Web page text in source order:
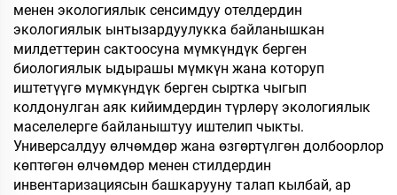
менен экологиялык сенсимдуу отелдердин
экологиялык ынтызардуулукка байланышкан
милдеттерин сактоосуна мүмкүндүк берген
биологиялык ыдырашы мүмкүн жана которуп
иштетүүгө мүмкүндүк берген сыртка чыгып
колдонулган аяк кийимдердин түрлөрү экологиялык
маселелерге байланыштуу иштелип чыкты.
Универсалдуу өлчөмдөр жана өзгөртүлгөн долбоорлор
көптөгөн өлчөмдөр менен стилдердин
инвентаризациясын башкарууну талап кылбай, ар